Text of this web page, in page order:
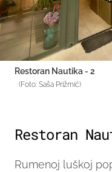
Restoran Nautika - 2
(Foto: Saša Prižmić)
Restoran
Rumenoj luškoj